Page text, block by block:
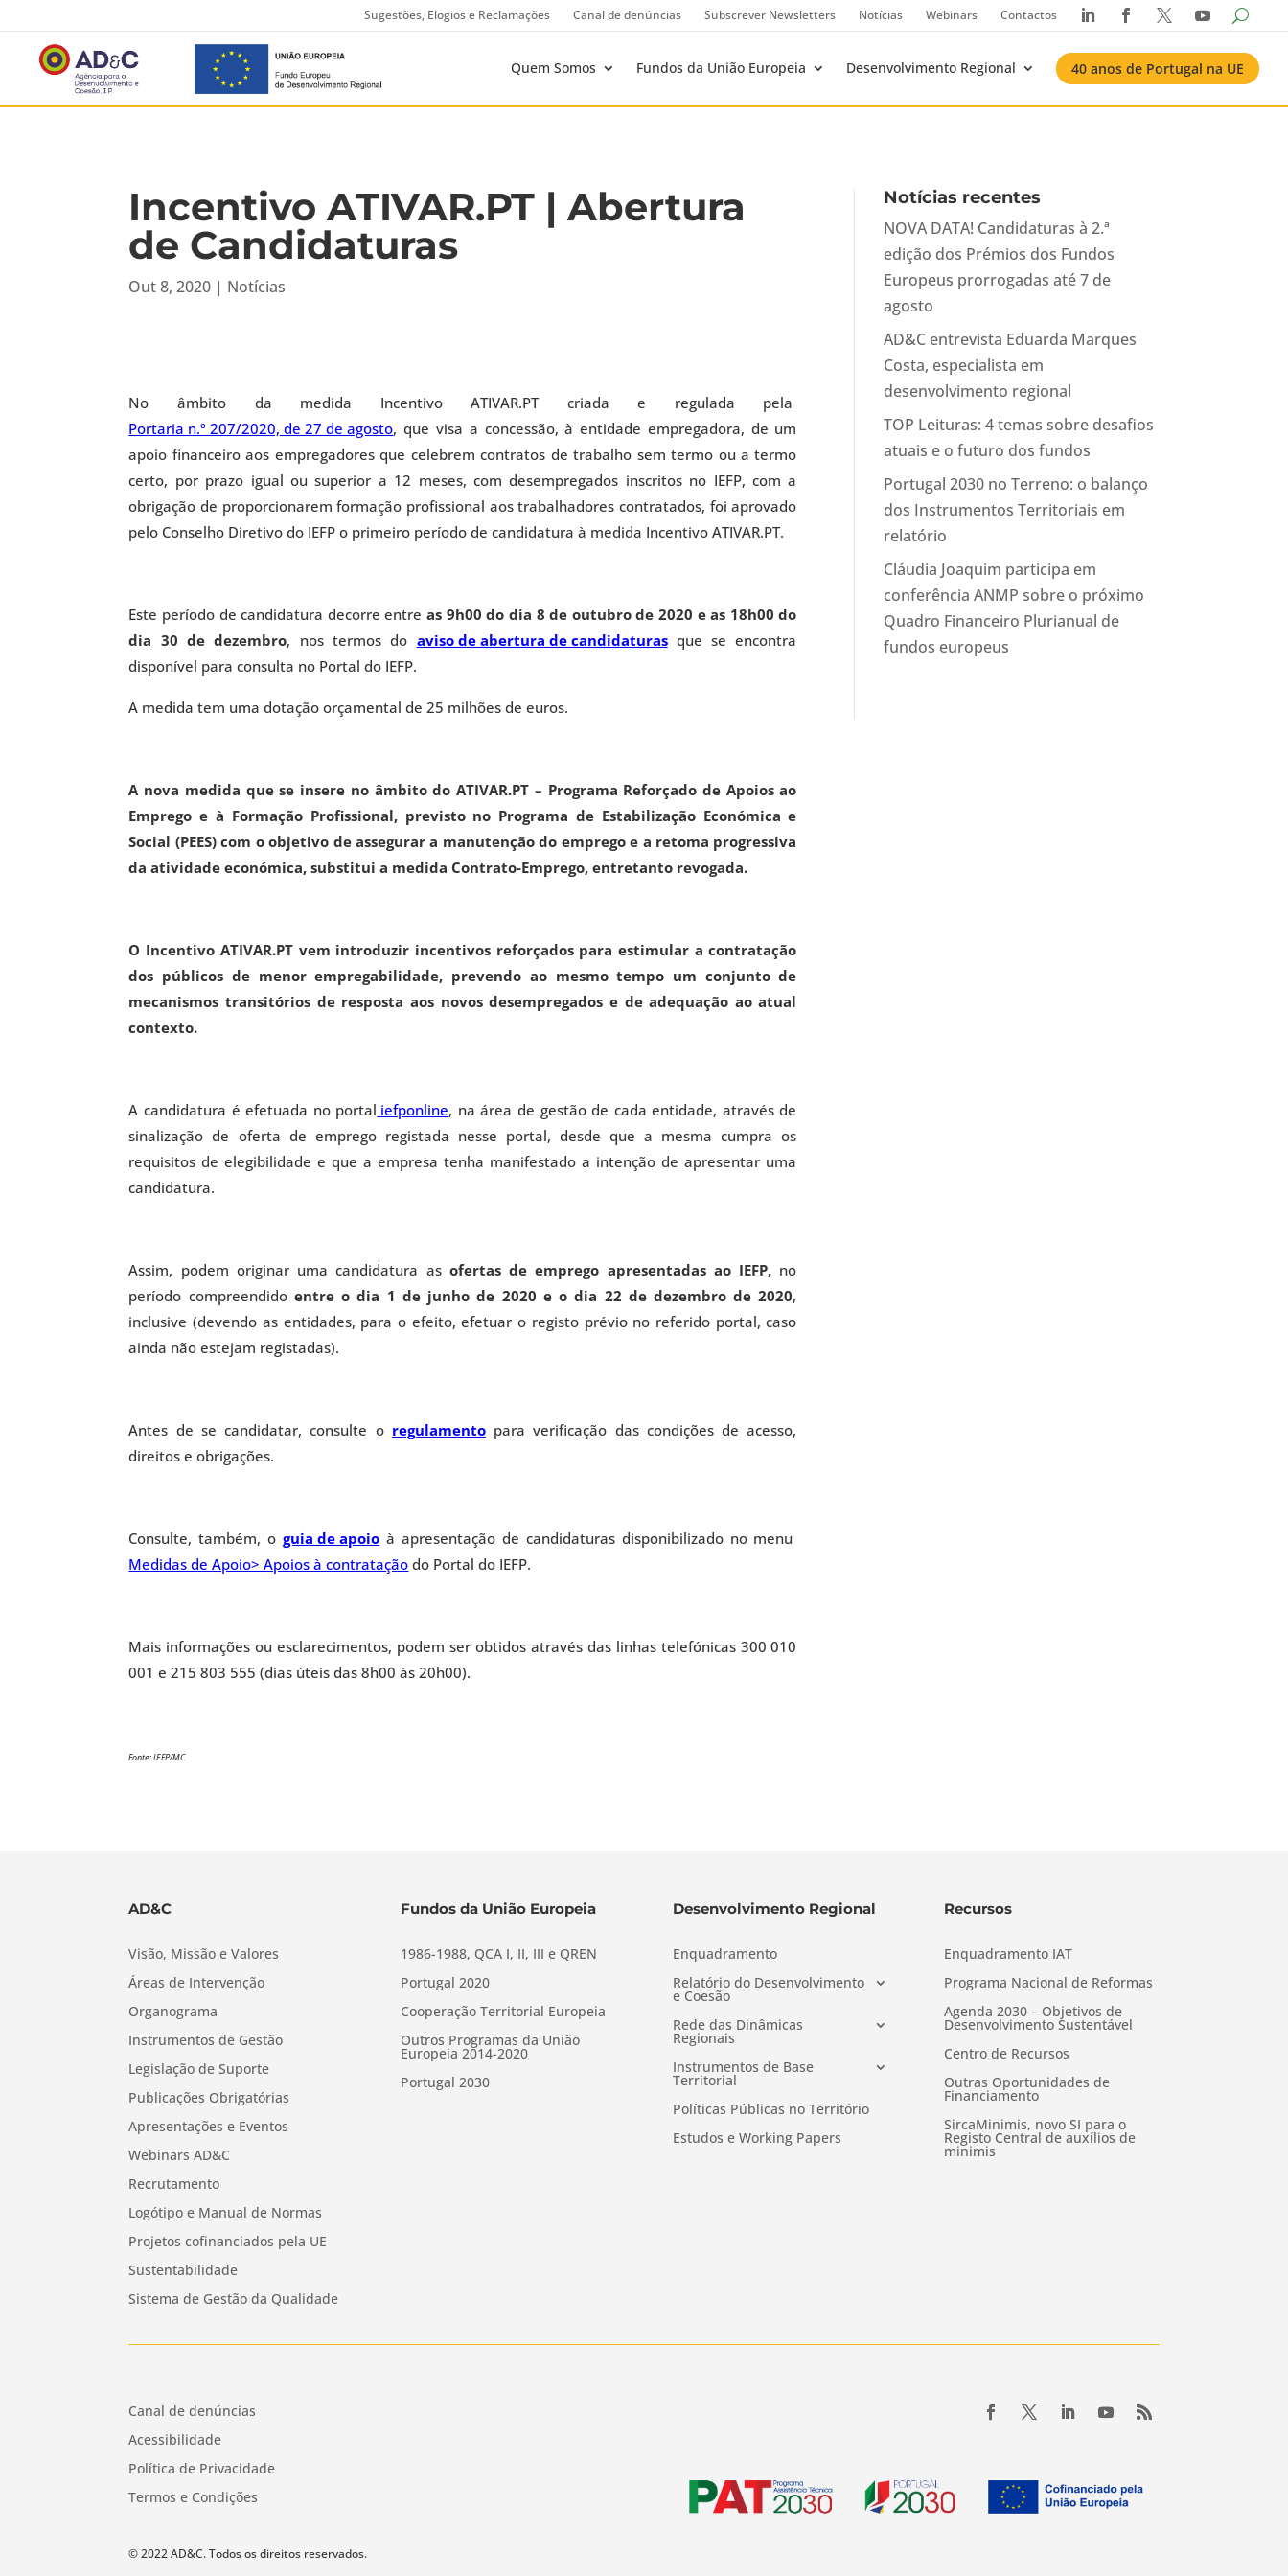
Sugestões, Elogios e Reclamações Canal de denúncias Subscrever Newsletters Notícias Webinars Contactos    
Quem Somos Fundos da União Europeia Desenvolvimento Regional 40 anos de Portugal na UE
Incentivo ATIVAR.PT | Abertura
de Candidaturas
Out 8, 2020 | Notícias
No âmbito da medida Incentivo ATIVAR.PT criada e regulada pela
Portaria n.º 207/2020, de 27 de agosto, que visa a concessão, à entidade empregadora, de um
apoio financeiro aos empregadores que celebrem contratos de trabalho sem termo ou a termo
certo, por prazo igual ou superior a 12 meses, com desempregados inscritos no IEFP, com a
obrigação de proporcionarem formação profissional aos trabalhadores contratados, foi aprovado
pelo Conselho Diretivo do IEFP o primeiro período de candidatura à medida Incentivo ATIVAR.PT.
Este período de candidatura decorre entreas 9h00 do dia 8 de outubro de 2020 e as 18h00 do
dia 30 de dezembro, nos termos do aviso de abertura de candidaturasque se encontra
disponível para consulta no Portal do IEFP.
A medida tem uma dotação orçamental de 25 milhões de euros.
A nova medida que se insere no âmbito do ATIVAR.PT – Programa Reforçado de Apoios ao
Emprego e à Formação Profissional, previsto no Programa de Estabilização Económica e
Social (PEES) com o objetivo de assegurar a manutenção do emprego e a retoma progressiva
da atividade económica, substitui a medida Contrato-Emprego, entretanto revogada.
O Incentivo ATIVAR.PT vem introduzir incentivos reforçados para estimular a contratação
dos públicos de menor empregabilidade, prevendo ao mesmo tempo um conjunto de
mecanismos transitórios de resposta aos novos desempregados e de adequação ao atual
contexto.
A candidatura é efetuada no portal iefponline, na área de gestão de cada entidade, através de
sinalização de oferta de emprego registada nesse portal, desde que a mesma cumpra os
requisitos de elegibilidade e que a empresa tenha manifestado a intenção de apresentar uma
candidatura.
Assim, podem originar uma candidatura as ofertas de emprego apresentadas ao IEFP, no
período compreendido entre o dia 1 de junho de 2020 e o dia 22 de dezembro de 2020,
inclusive (devendo as entidades, para o efeito, efetuar o registo prévio no referido portal, caso
ainda não estejam registadas).
Antes de se candidatar, consulte o regulamentopara verificação das condições de acesso,
direitos e obrigações.
Consulte, também, oguia de apoio à apresentação de candidaturas disponibilizado no menu
Medidas de Apoio> Apoios à contratação do Portal do IEFP.
Mais informações ou esclarecimentos, podem ser obtidos através das linhas telefónicas 300 010
001 e 215 803 555 (dias úteis das 8h00 às 20h00).
Fonte: IEFP/MC
Notícias recentes
NOVA DATA! Candidaturas à 2.ª
edição dos Prémios dos Fundos
Europeus prorrogadas até 7 de
agosto
AD&C entrevista Eduarda Marques
Costa, especialista em
desenvolvimento regional
TOP Leituras: 4 temas sobre desafios
atuais e o futuro dos fundos
Portugal 2030 no Terreno: o balanço
dos Instrumentos Territoriais em
relatório
Cláudia Joaquim participa em
conferência ANMP sobre o próximo
Quadro Financeiro Plurianual de
fundos europeus
AD&C
Visão, Missão e Valores
Áreas de Intervenção
Organograma
Instrumentos de Gestão
Legislação de Suporte
Publicações Obrigatórias
Apresentações e Eventos
Webinars AD&C
Recrutamento
Logótipo e Manual de Normas
Projetos cofinanciados pela UE
Sustentabilidade
Sistema de Gestão da Qualidade
Fundos da União Europeia
1986-1988, QCA I, II, III e QREN
Portugal 2020
Cooperação Territorial Europeia
Outros Programas da União
Europeia 2014-2020
Portugal 2030
Desenvolvimento Regional
Enquadramento
Relatório do Desenvolvimento
e Coesão
Rede das Dinâmicas
Regionais
Instrumentos de Base
Territorial
Políticas Públicas no Território
Estudos e Working Papers
Recursos
Enquadramento IAT
Programa Nacional de Reformas
Agenda 2030 – Objetivos de
Desenvolvimento Sustentável
Centro de Recursos
Outras Oportunidades de
Financiamento
SircaMinimis, novo SI para o
Registo Central de auxílios de
minimis
Canal de denúncias
Acessibilidade
Política de Privacidade
Termos e Condições
© 2022 AD&C. Todos os direitos reservados.